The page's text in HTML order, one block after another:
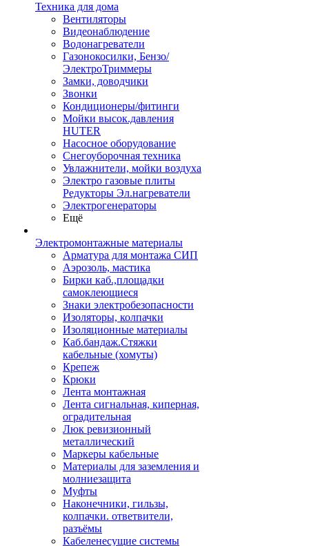
Техника для дома
Вентиляторы
Видеонаблюдение
Водонагреватели
Газонокосилки, Бензо/
ЭлектроТриммеры
Замки, доводчики
Звонки
Кондиционеры/фитинги
Мойки высок.давления
HUTER
Насосное оборудование
Снегоуборочная техника
Увлажнители, мойки воздуха
Электро газовые плиты
Редукторы Эл.нагреватели
Электрогенераторы
Ещё
Электромонтажные материалы
Арматура для монтажа СИП
Аэрозоль, мастика
Бирки каб.,площадки
самоклеющиеся
Знаки электробезопасности
Изоляторы, колпачки
Изоляционные материалы
Каб.бандаж.Стяжки
кабельные (хомуты)
Крепеж
Крюки
Лента монтажная
Лента сигнальная, киперная,
оградительная
Люк ревизионный
металлический
Маркеры кабельные
Материалы для заземления и
молниезащита
Муфты
Наконечники, гильзы,
колпачки. ответвители,
разъёмы
Кабеленесущие системы